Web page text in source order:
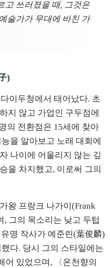
고 쓰러졌을 때, 그것은
술가가 무대에 바친 가
)
이두청에서 태어났다. 초
지 않고 가업인 구두점에
의 전환점은 15세에 찾아
을 알아보고 노래 대회에
나이에 어울리지 않는 깊
을 차지했고, 이로써 그의
왕 프랑크 나가이(Frank
, 그의 목소리는 낮고 두텁
유명 작사가 예준린(葉俊麟)
다. 당시 그의 스타일에는
어 있었으며, 〈온천향의